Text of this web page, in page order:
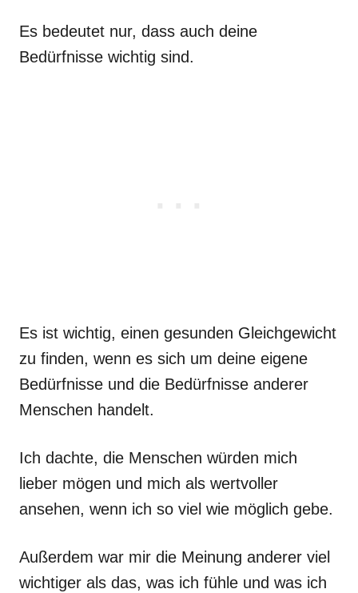
Es bedeutet nur, dass auch deine
Bedürfnisse wichtig sind.
Es ist wichtig, einen gesunden Gleichgewicht
zu finden, wenn es sich um deine eigene
Bedürfnisse und die Bedürfnisse anderer
Menschen handelt.
Ich dachte, die Menschen würden mich
lieber mögen und mich als wertvoller
ansehen, wenn ich so viel wie möglich gebe.
Außerdem war mir die Meinung anderer viel
wichtiger als das, was ich fühle und was ich